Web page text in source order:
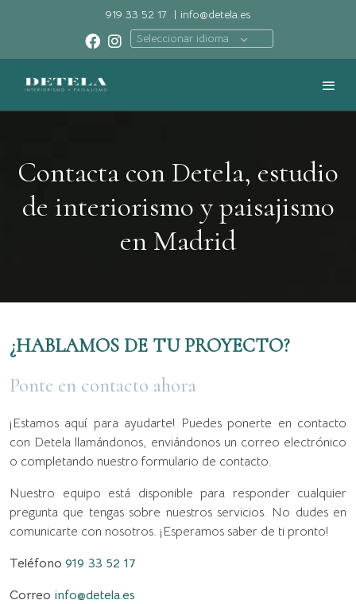
919 33 52 17 | info@detela.es
Seleccionar idioma
Contacta con Detela, estudio
de interiorismo y paisajismo
en Madrid
¿HABLAMOS DE TU PROYECTO?
Ponte en contacto ahora
¡Estamos aquí para ayudarte! Puedes ponerte en contacto
con Detela llamándonos, enviándonos un correo electrónico
o completando nuestro formulario de contacto.
Nuestro equipo está disponible para responder cualquier
pregunta que tengas sobre nuestros servicios. No dudes en
comunicarte con nosotros. ¡Esperamos saber de ti pronto!
Teléfono 919 33 52 17
Correo info@detela.es